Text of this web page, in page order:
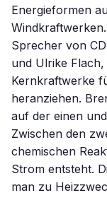
Energieformen
Sprecher von
und Ulrike
Kernkraftwerke
heranziehen.
auf der einen
Zwischen den
chemischen
Strom entsteht.
man zu